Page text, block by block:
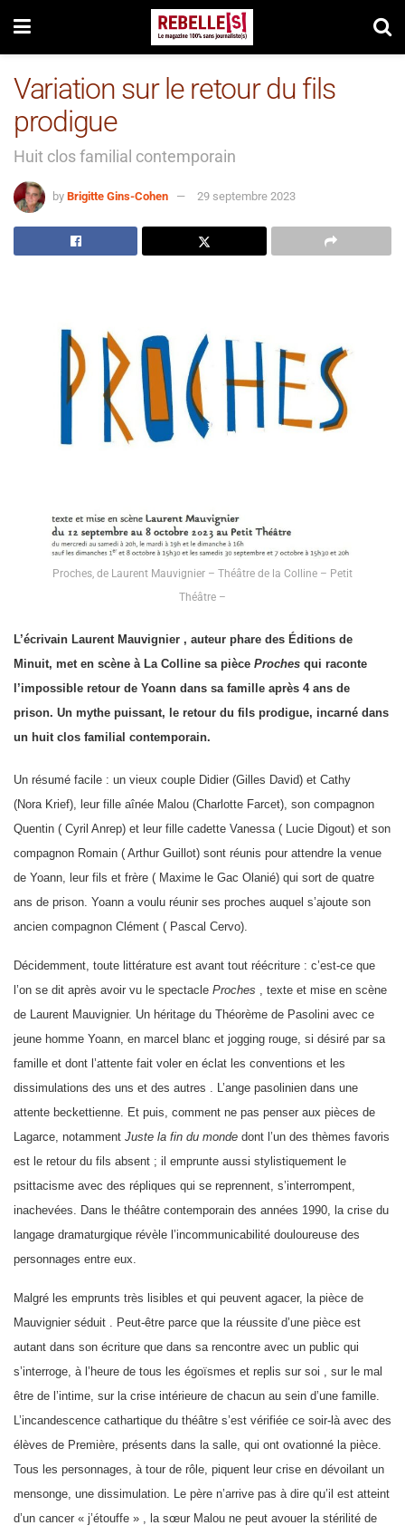
Variation sur le retour du fils
prodigue
Huit clos familial contemporain
by Brigitte Gins-Cohen 29 septembre 2023
Proches, de Laurent Mauvignier – Théâtre de la Colline – Petit
Théâtre –
L’écrivain Laurent Mauvignier , auteur phare des Éditions de
Minuit, met en scène à La Colline sa pièce Proches qui raconte
l’impossible retour de Yoann dans sa famille après 4 ans de
prison. Un mythe puissant, le retour du fils prodigue, incarné dans
un huit clos familial contemporain.
Un résumé facile : un vieux couple Didier (Gilles David) et Cathy
(Nora Krief), leur fille aînée Malou (Charlotte Farcet), son compagnon
Quentin ( Cyril Anrep) et leur fille cadette Vanessa ( Lucie Digout) et son
compagnon Romain ( Arthur Guillot) sont réunis pour attendre la venue
de Yoann, leur fils et frère ( Maxime le Gac Olanié) qui sort de quatre
ans de prison. Yoann a voulu réunir ses proches auquel s’ajoute son
ancien compagnon Clément ( Pascal Cervo).
Décidemment, toute littérature est avant tout réécriture : c’est-ce que
l’on se dit après avoir vu le spectacle Proches , texte et mise en scène
de Laurent Mauvignier. Un héritage du Théorème de Pasolini avec ce
jeune homme Yoann, en marcel blanc et jogging rouge, si désiré par sa
famille et dont l’attente fait voler en éclat les conventions et les
dissimulations des uns et des autres . L’ange pasolinien dans une
attente beckettienne. Et puis, comment ne pas penser aux pièces de
Lagarce, notamment Juste la fin du monde dont l’un des thèmes favoris
est le retour du fils absent ; il emprunte aussi stylistiquement le
psittacisme avec des répliques qui se reprennent, s’interrompent,
inachevées. Dans le théâtre contemporain des années 1990, la crise du
langage dramaturgique révèle l’incommunicabilité douloureuse des
personnages entre eux.
Malgré les emprunts très lisibles et qui peuvent agacer, la pièce de
Mauvignier séduit . Peut-être parce que la réussite d’une pièce est
autant dans son écriture que dans sa rencontre avec un public qui
s’interroge, à l’heure de tous les égoïsmes et replis sur soi , sur le mal
être de l’intime, sur la crise intérieure de chacun au sein d’une famille.
L’incandescence cathartique du théâtre s’est vérifiée ce soir-là avec des
élèves de Première, présents dans la salle, qui ont ovationné la pièce.
Tous les personnages, à tour de rôle, piquent leur crise en dévoilant un
mensonge, une dissimulation. Le père n’arrive pas à dire qu’il est atteint
d’un cancer « j’étouffe » , la sœur Malou ne peut avouer la stérilité de